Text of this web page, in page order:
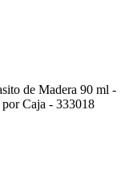
de Madera 90 ml -
Caja - 333018